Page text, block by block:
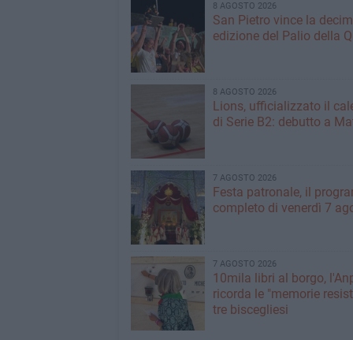
8 AGOSTO 2026
San Pietro vince la
edizione del Palio della
8 AGOSTO 2026
Lions, ufficializzato il
di Serie B2: debutto a
7 AGOSTO 2026
Festa patronale, il
completo di venerdì 7
7 AGOSTO 2026
10mila libri al borgo,
ricorda le "memorie
tre biscegliesi